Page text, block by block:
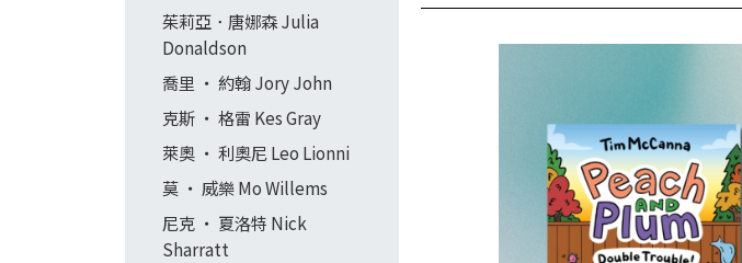
茱莉亞．唐娜森 Julia
Donaldson
喬里 ‧ 約翰 Jory John
克斯 ‧ 格雷 Kes Gray
萊奧 ‧ 利奧尼 Leo Lionni
莫 ‧ 威樂 Mo Willems
尼克 ‧ 夏洛特 Nick
Sharratt